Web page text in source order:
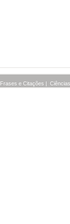
Frases e Citações |